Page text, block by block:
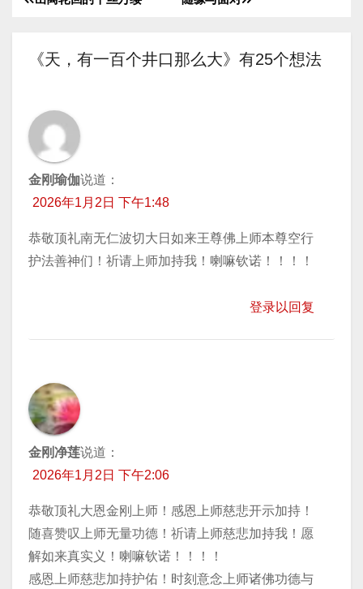
放
文
导
航
《天，有一百个井口那么大》有25个想法
金刚瑜伽说道：
2026年1月2日 下午1:48
恭敬顶礼南无仁波切大日如来王尊佛上师本尊空行
护法善神们！祈请上师加持我！喇嘛钦诺！！！！
登录以回复
金刚净莲说道：
2026年1月2日 下午2:06
恭敬顶礼大恩金刚上师！感恩上师慈悲开示加持！
随喜赞叹上师无量功德！祈请上师慈悲加持我！愿
解如来真实义！喇嘛钦诺！！！！
感恩上师慈悲加持护佑！时刻意念上师诸佛功德与